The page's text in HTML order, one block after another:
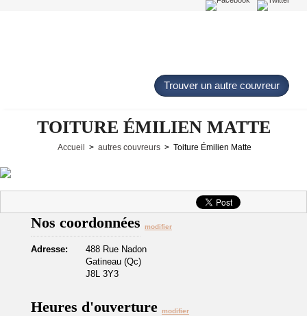
Trouver un autre couvreur
TOITURE ÉMILIEN MATTE
Accueil > autres couvreurs > Toiture Émilien Matte
Nos coordonnées modifier
Adresse:
488 Rue Nadon
Gatineau (Qc)
J8L 3Y3
Heures d'ouverture modifier